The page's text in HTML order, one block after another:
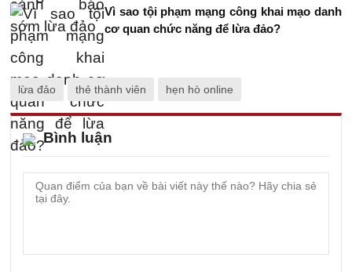
Vì sao tội phạm mạng công khai mạo danh
cơ quan chức năng để lừa đảo?
lừa đảo thẻ thành viên hẹn hò online
Bình luận